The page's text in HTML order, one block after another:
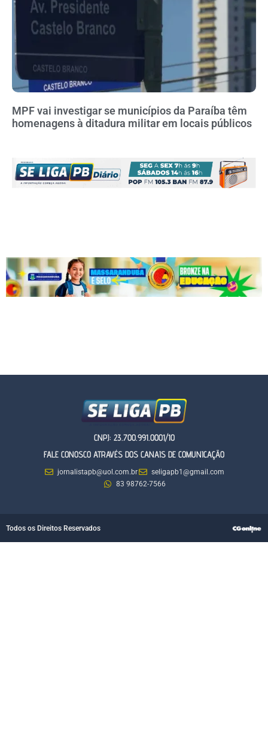
MPF vai investigar se municípios da Paraíba têm
homenagens à ditadura militar em locais públicos
CNPJ: 23.700.991.0001/10
FALE CONOSCO ATRAVÉS DOS CANAIS DE COMUNICAÇÃO
jornalistapb@uol.com.br
seligapb1@gmail.com
83 98762-7566
Todos os Direitos Reservados